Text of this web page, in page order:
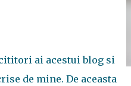
ai acestui blog si
de mine. De aceasta